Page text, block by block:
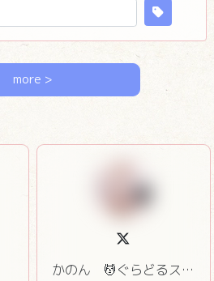
more >
かのん 💆ぐらどるスパ💆